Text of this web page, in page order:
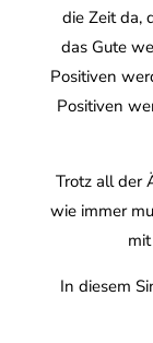
die Zeit da,
das Gute
Positiven
Positiven
Trotz all der
wie immer
In diesem